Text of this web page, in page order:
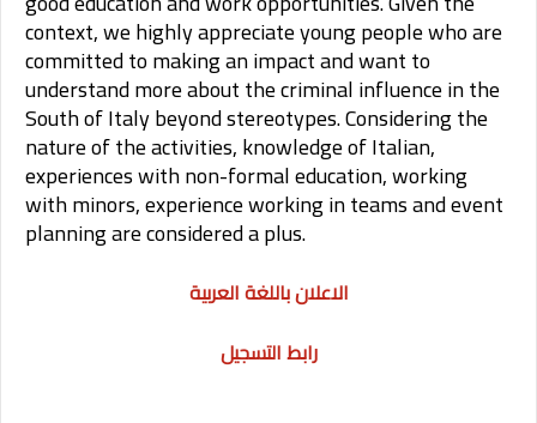
context, we highly appreciate young people who are
committed to making an impact and want to
understand more about the criminal influence in the
South of Italy beyond stereotypes. Considering the
nature of the activities, knowledge of Italian,
experiences with non-formal education, working
with minors, experience working in teams and event
planning are considered a plus.
الاعلان باللغة العربية
رابط التسجيل